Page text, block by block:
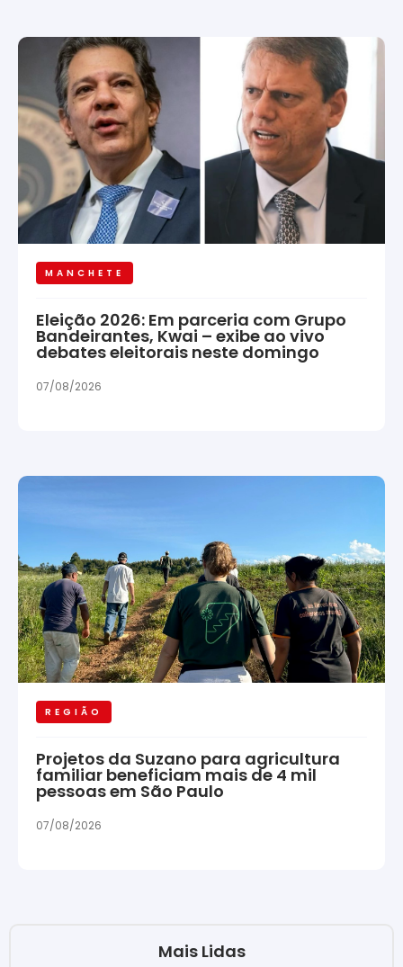
MANCHETE
Eleição 2026: Em parceria com Grupo
Bandeirantes, Kwai – exibe ao vivo
debates eleitorais neste domingo
07/08/2026
REGIÃO
Projetos da Suzano para agricultura
familiar beneficiam mais de 4 mil
pessoas em São Paulo
07/08/2026
Mais Lidas